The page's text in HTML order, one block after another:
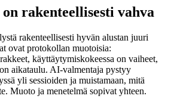
rakenteellisesti vahva
rakenteellisesti hyvän alustan juuri
ovat protokollan muotoisia:
käyttäytymiskokeessa on vaiheet,
aikataulu. AI-valmentaja pystyy
yli sessioiden ja muistamaan, mitä
Muoto ja menetelmä sopivat yhteen.